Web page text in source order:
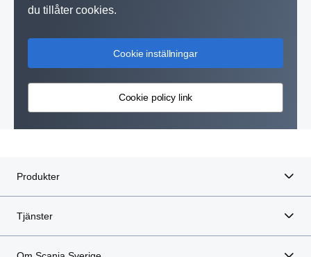
du tillåter cookies.
Cookie inställningar
Cookie policy link
Produkter
Tjänster